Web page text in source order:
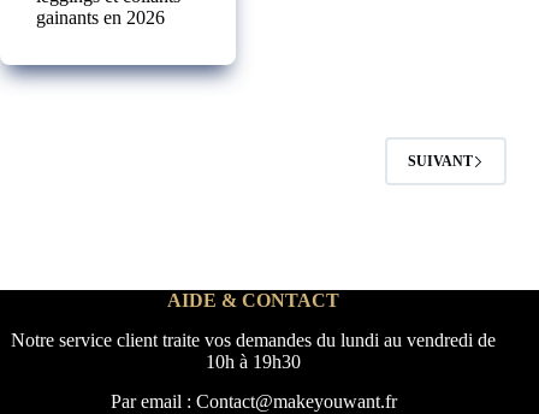
gainants en 2026
SUIVANT
AIDE & CONTACT
Notre service client traite vos demandes du lundi au vendredi de
10h à 19h30
Par email : Contact@makeyouwant.fr